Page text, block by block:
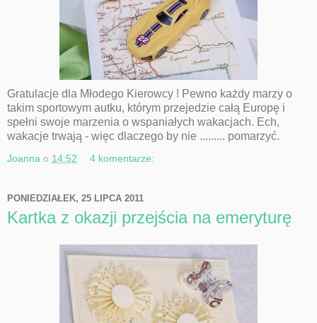
Gratulacje dla Młodego Kierowcy ! Pewno każdy marzy o
takim sportowym autku, którym przejedzie całą Europę i
spełni swoje marzenia o wspaniałych wakacjach. Ech,
wakacje trwają - więc dlaczego by nie ......... pomarzyć.
Joanna o 14:52 4 komentarze:
PONIEDZIAŁEK, 25 LIPCA 2011
Kartka z okazji przejścia na emeryturę